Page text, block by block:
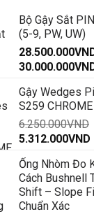
Bộ Gậy Sắt
(5-9, PW, UW)
28.500.000
30.000.000
Gậy Wedges
S259 CHROME
6.250.000VND
Giá
là:
6.250.000VND.
5.312.000VND
Ống Nhòm Đo
Cách Bushnell
Shift – Slope
Chuẩn Xác